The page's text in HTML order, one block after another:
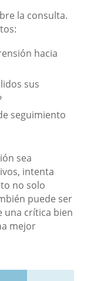
la consulta.
hacia
sus
seguimiento
sea
intenta
no solo
puede ser
una crítica bien
mejor